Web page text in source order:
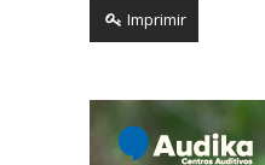
Imprimir